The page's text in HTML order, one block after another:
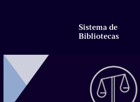
Sistema de
Bibliotecas